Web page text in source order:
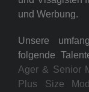
und Werbung.
Unsere
folgende
Ager & Senior
Plus Size